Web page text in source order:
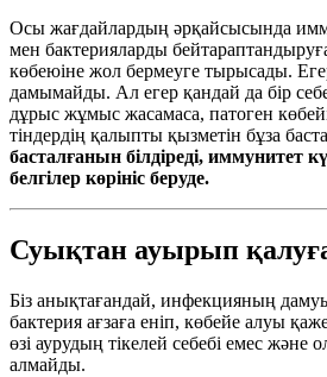
Осы жағдайлардың әрқайсысында
мен бактерияларды
көбеюіне жол бермеуге тырысады.
дамымайды. Ал егер қандай да бір
дұрыс жұмыс жасамаса, патоген
тіндердің қалыпты қызметін бұза
басталғанын білдіреді, иммунитет
белгілер көрініс беруде.
Суықтан ауырып
Біз анықтағандай, инфекцияның
бактерия ағзаға еніп, көбейе алуы
өзі аурудың тікелей себебі емес және
алмайды.